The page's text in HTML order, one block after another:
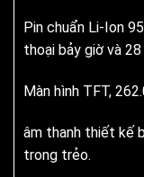
Pin chuẩn Li-Ion
thoại bảy giờ và
Màn hình TFT,
âm thanh thiết kế
trong trẻo.